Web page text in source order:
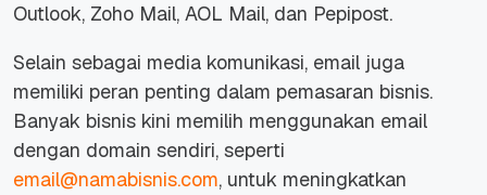
Outlook, Zoho Mail, AOL Mail, dan Pepipost.
Selain sebagai media komunikasi, email juga
memiliki peran penting dalam pemasaran bisnis.
Banyak bisnis kini memilih menggunakan email
dengan domain sendiri, seperti
email@namabisnis.com, untuk meningkatkan